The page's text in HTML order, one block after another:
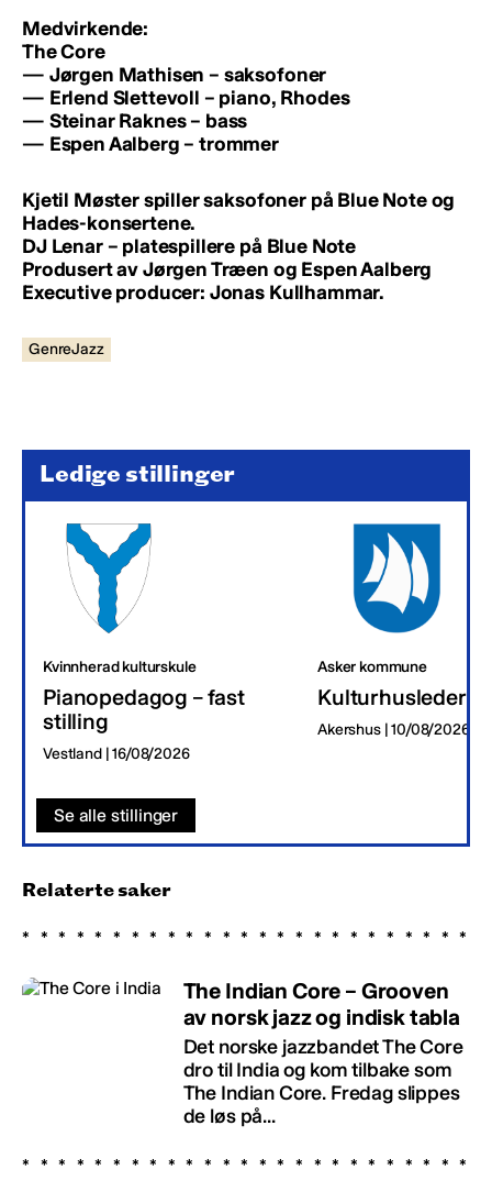
Medvirkende:
The Core
— Jørgen Mathisen – saksofoner
— Erlend Slettevoll – piano, Rhodes
— Steinar Raknes – bass
— Espen Aalberg – trommer
Kjetil Møster spiller saksofoner på Blue Note og
Hades-konsertene.
DJ Lenar – platespillere på Blue Note
Produsert av Jørgen Træen og Espen Aalberg
Executive producer: Jonas Kullhammar.
GenreJazz
Ledige stillinger
Kvinnherad kulturskule
Pianopedagog – fast
stilling
Vestland | 16/08/2026
Asker kommune
Kulturhusleder
Akershus | 10/08/2026
Se alle stillinger
Relaterte saker
The Indian Core – Grooven
av norsk jazz og indisk tabla
Det norske jazzbandet The Core
dro til India og kom tilbake som
The Indian Core. Fredag slippes
de løs på...